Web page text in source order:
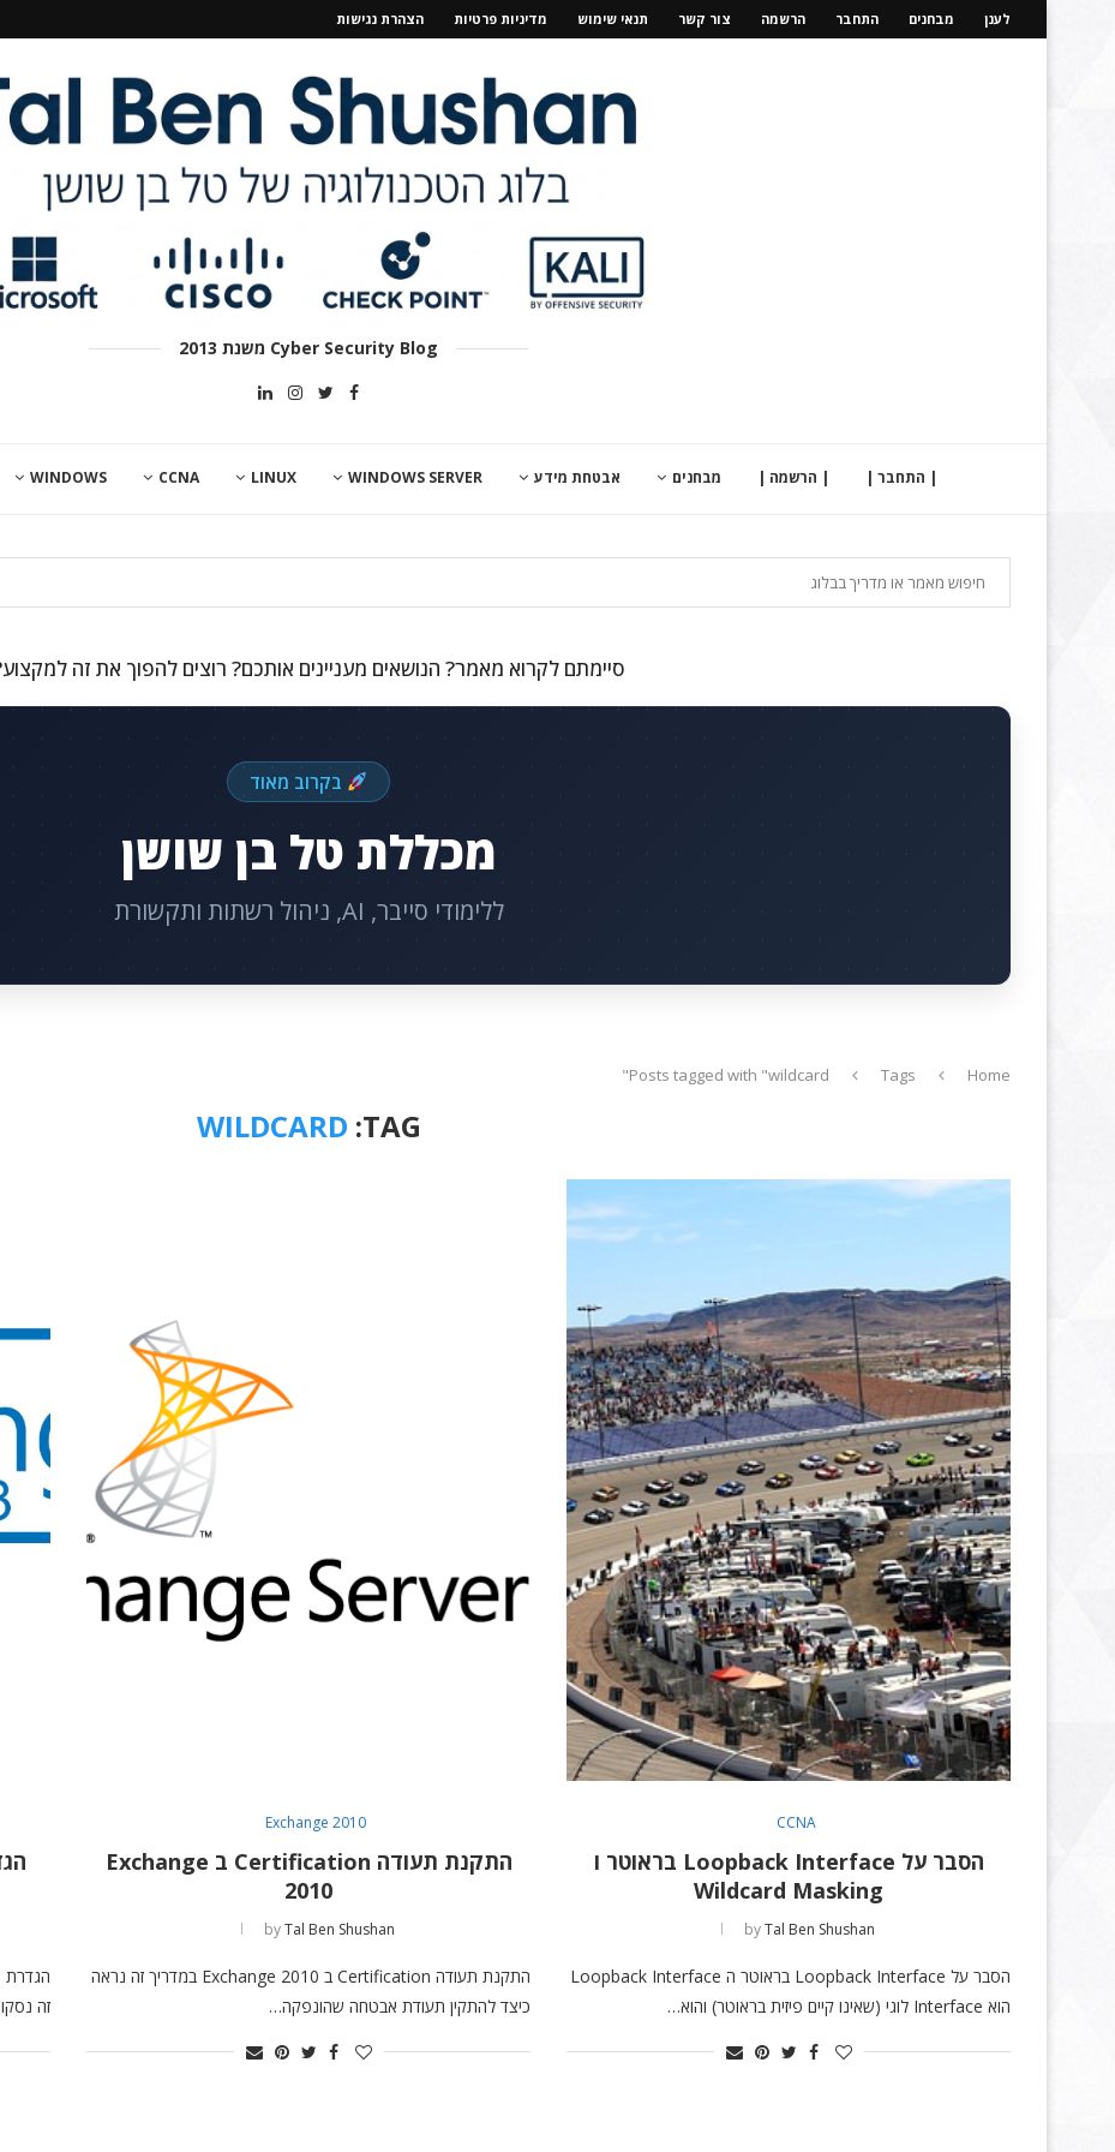
לענן מבחנים התחבר הרשמה צור קשר תנאי שימוש מדיניות פרטיות הצהרת נגישות
Cyber Security Blog משנת 2013
| התחבר | | הרשמה | מבחנים אבטחת מידע WINDOWS SERVER
LINUX
CCNA
WINDOWS
סיימתם לקרוא מאמר? הנושאים מעניינים אותכם? רוצים להפוך את זה
בקרוב מאוד
מכללת טל בן שושן
ללימודי סייבר, AI, ניהול רשתות ותקשורת
Home
Tags
Posts tagged with "wildcard"
TAG:
WILDCARD
CCNA
הסבר על Loopback Interface בראוטר ו
Wildcard Masking
byTal Ben Shushan
הסבר על Loopback Interface בראוטר ה Loopback Interface
הוא Interface לוגי (שאינו קיים פיזית בראוטר) והוא…
Exchange 2010
התקנת תעודה Certification ב Exchange
2010
byTal Ben Shushan
התקנת תעודה Certification ב Exchange 2010 במדריך זה נראה
כיצד להתקין תעודת אבטחה שהונפקה…
זה